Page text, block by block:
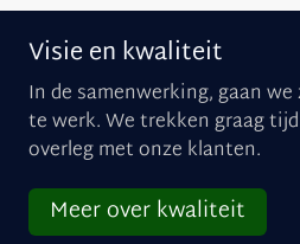
Visie en kwaliteit
In de samenwerking, gaan
te werk. We trekken graag
overleg met onze klanten.
Meer over kwaliteit